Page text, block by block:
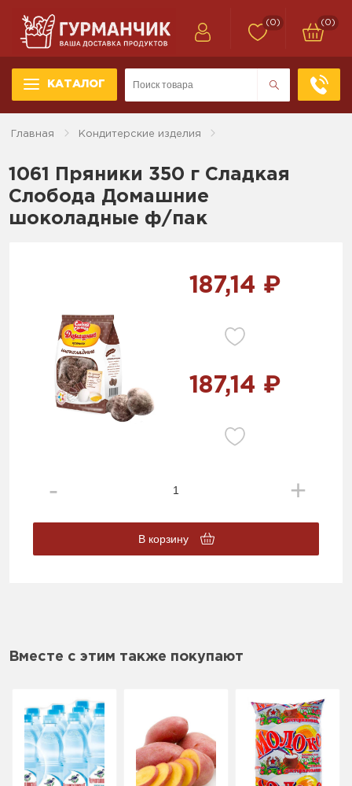
КАТАЛОГ
(0) (0)
Главная Кондитерские изделия
1061 Пряники 350 г Сладкая
Слобода Домашние
шоколадные ф/пак
187,14 ₽
187,14 ₽
В корзину
Вместе с этим также покупают